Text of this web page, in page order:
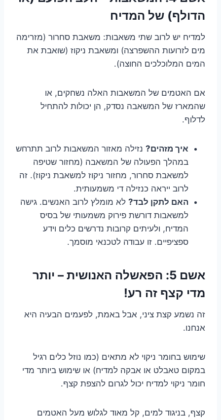
הדולף) של המדיח
למדיח יש לרוב שתי משאבות: משאבת סחרור (מזרימה
מים לזרועות ההשפרצה) ומשאבת ניקוז (שואבת את
המים המלוכלכים החוצה).
אם האטמים של המשאבות האלה נשחקים, או
שהמארז של המשאבה נסדק, הן יכולות להתחיל
לדלוף.
איך מזהים? נזילה מאזור המשאבות לרוב תתרחש
במהלך הפעולה של המשאבה (מחזור שטיפה
למשאבת סחרור, מחזור ניקוז למשאבת ניקוז). זה
לרוב ייראה כנזילה די משמעותית.
האם לתקן לבד? לא מומלץ לרוב האנשים. גישה
למשאבות דורשת פירוק משמעותי של בסיס
המדיח, ולעיתים קרובות נדרשים כלים וידע
ספציפיים. זו עבודה לטכנאי מוסמך.
אשם 5: הפאשלה האנושית – יותר
מדי קצף זה רע!
זה נשמע קצת ציני, אבל באמת, לפעמים הבעיה היא
אנחנו.
שימוש בחומר ניקוי לא מתאים (כמו נוזל כלים רגיל
במקום טאבלט או אבקה למדיח) או שימוש ביותר מדי
חומר ניקוי למדיח יכול לגרום להצפת קצף.
קצף, בניגוד למים, קל מאוד לגלוש מעל האטמים